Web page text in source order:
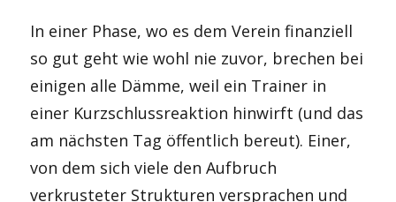
In einer Phase, wo es dem Verein finanziell
so gut geht wie wohl nie zuvor, brechen bei
einigen alle Dämme, weil ein Trainer in
einer Kurzschlussreaktion hinwirft (und das
am nächsten Tag öffentlich bereut). Einer,
von dem sich viele den Aufbruch
verkrusteter Strukturen versprachen und